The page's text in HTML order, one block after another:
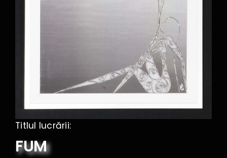
Titlul lucrării:
FUM